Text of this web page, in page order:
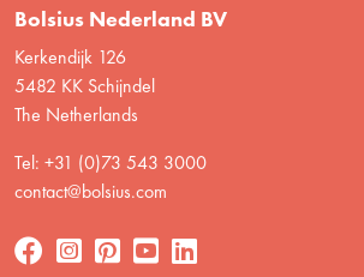
Bolsius Nederland BV
Kerkendijk 126
5482 KK Schijndel
The Netherlands
Tel: +31 (0)73 543 3000
contact@bolsius.com